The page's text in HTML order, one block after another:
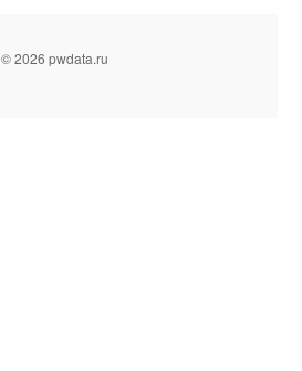
© 2026 pwdata.ru